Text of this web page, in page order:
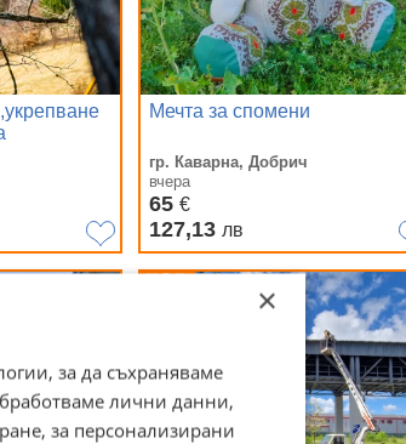
Мечта за спомени
гр. Каварна, Добрич
вчера
65 €
127,13 лв
×
за да съхраняваме
лични данни,
за персонализирани